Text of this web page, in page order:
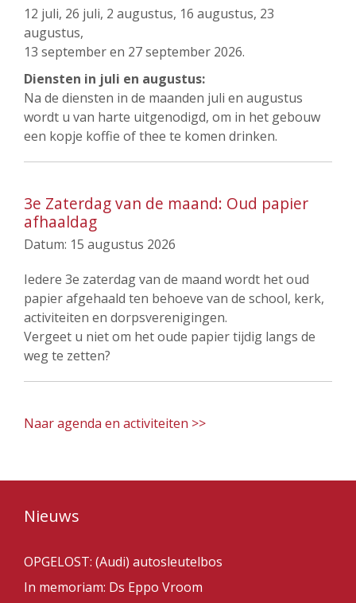
12 juli, 26 juli, 2 augustus, 16 augustus, 23
augustus,
13 september en 27 september 2026.
Diensten in juli en augustus:
Na de diensten in de maanden juli en augustus
wordt u van harte uitgenodigd, om in het gebouw
een kopje koffie of thee te komen drinken.
3e Zaterdag van de maand: Oud papier
afhaaldag
Datum: 15 augustus 2026
Iedere 3e zaterdag van de maand wordt het oud
papier afgehaald ten behoeve van de school, kerk,
activiteiten en dorpsverenigingen.
Vergeet u niet om het oude papier tijdig langs de
weg te zetten?
Naar agenda en activiteiten >>
Nieuws
OPGELOST: (Audi) autosleutelbos
In memoriam: Ds Eppo Vroom